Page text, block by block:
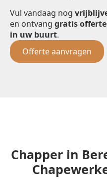
Vul vandaag nog
en ontvang gratis
in uw buurt.
Offerte aanvragen
Chapper in